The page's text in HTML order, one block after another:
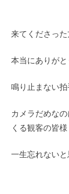
来てくださった
本当にありがと
鳴り止まない拍
カメラだめな
くる観客の皆
一生忘れない